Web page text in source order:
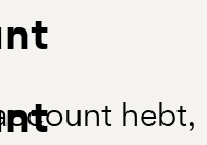
hebt,